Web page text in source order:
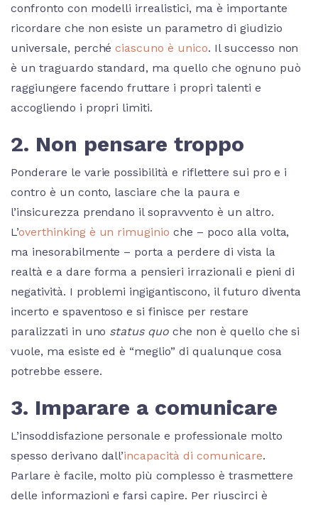
confronto con modelli irrealistici, ma è importante
ricordare che non esiste un parametro di giudizio
universale, perchéciascuno è unico. Il successo non
è un traguardo standard, ma quello che ognuno può
raggiungere facendo fruttare i propri talenti e
accogliendo i propri limiti.
2. Non pensare troppo
Ponderare le varie possibilità e riflettere sui pro e i
contro è un conto, lasciare che la paura e
l’insicurezza prendano il sopravvento è un altro.
L’overthinking è un rimuginioche – poco alla volta,
ma inesorabilmente – porta a perdere di vista la
realtà e a dare forma a pensieri irrazionali e pieni di
negatività. I problemi ingigantiscono, il futuro diventa
incerto e spaventoso e si finisce per restare
paralizzati in uno status quoche non è quello che si
vuole, ma esiste ed è “meglio” di qualunque cosa
potrebbe essere.
3. Imparare a comunicare
L’insoddisfazione personale e professionale molto
spesso derivano dall’incapacità di comunicare.
Parlare è facile, molto più complesso è trasmettere
delle informazioni e farsi capire. Per riuscirci è